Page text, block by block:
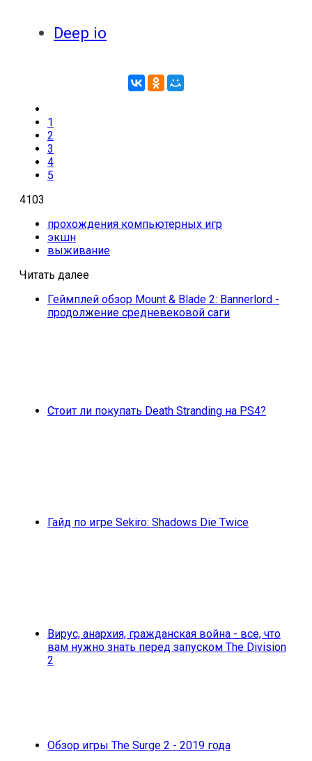
Deep io
1
2
3
4
5
4103
прохождения компьютерных игр
экшн
выживание
Читать далее
Геймплей обзор Mount & Blade 2: Bannerlord -
продолжение средневековой саги
Стоит ли покупать Death Stranding на PS4?
Гайд по игре Sekiro: Shadows Die Twice
Вирус, анархия, гражданская война - все, что
вам нужно знать перед запуском The Division
2
Обзор игры The Surge 2 - 2019 года